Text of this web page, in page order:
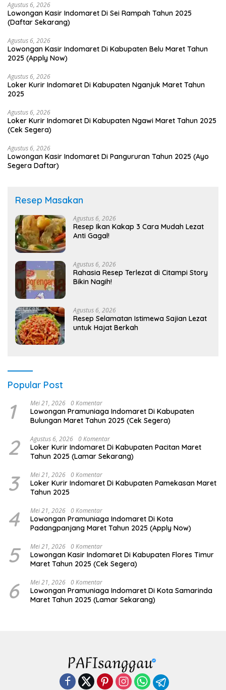
Agustus 6, 2026
Lowongan Kasir Indomaret Di Sei Rampah Tahun 2025
(Daftar Sekarang)
Agustus 6, 2026
Lowongan Kasir Indomaret Di Kabupaten Belu Maret Tahun
2025 (Apply Now)
Agustus 6, 2026
Loker Kurir Indomaret Di Kabupaten Nganjuk Maret Tahun
2025
Agustus 6, 2026
Loker Kurir Indomaret Di Kabupaten Ngawi Maret Tahun 2025
(Cek Segera)
Agustus 6, 2026
Lowongan Kasir Indomaret Di Pangururan Tahun 2025 (Ayo
Segera Daftar)
Resep Masakan
Agustus 6, 2026
Resep Ikan Kakap 3 Cara Mudah Lezat
Anti Gagal!
Agustus 6, 2026
Rahasia Resep Terlezat di Citampi Story
Bikin Nagih!
Agustus 6, 2026
Resep Selamatan Istimewa Sajian Lezat
untuk Hajat Berkah
Popular Post
1 Mei 21, 2026 0 Komentar
Lowongan Pramuniaga Indomaret Di Kabupaten
Bulungan Maret Tahun 2025 (Cek Segera)
2 Agustus 6, 2026 0 Komentar
Loker Kurir Indomaret Di Kabupaten Pacitan Maret
Tahun 2025 (Lamar Sekarang)
3 Mei 21, 2026 0 Komentar
Loker Kurir Indomaret Di Kabupaten Pamekasan Maret
Tahun 2025
4 Mei 21, 2026 0 Komentar
Lowongan Pramuniaga Indomaret Di Kota
Padangpanjang Maret Tahun 2025 (Apply Now)
5 Mei 21, 2026 0 Komentar
Lowongan Kasir Indomaret Di Kabupaten Flores Timur
Maret Tahun 2025 (Cek Segera)
6 Mei 21, 2026 0 Komentar
Lowongan Pramuniaga Indomaret Di Kota Samarinda
Maret Tahun 2025 (Lamar Sekarang)